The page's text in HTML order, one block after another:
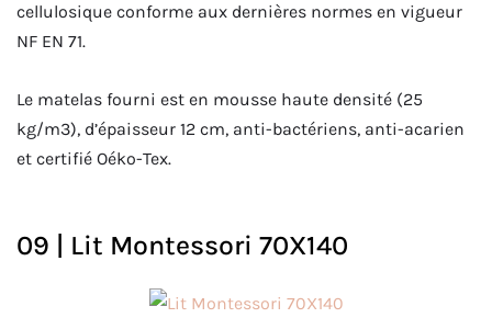
cellulosique conforme aux dernières normes en vigueur
NF EN 71.
Le matelas fourni est en mousse haute densité (25
kg/m3), d’épaisseur 12 cm, anti-bactériens, anti-acarien
et certifié Oéko-Tex.
09 | Lit Montessori 70X140